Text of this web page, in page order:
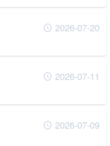
2026-07-20
2026-07-11
2026-07-09